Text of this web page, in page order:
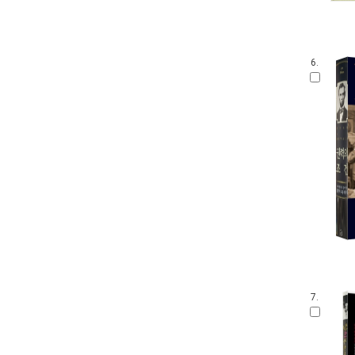
6.
7.